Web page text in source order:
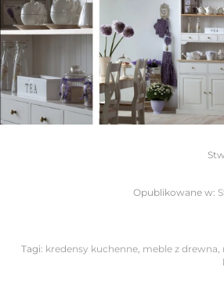
Opublikowane w:
Tagi: kredensy kuchenne, meble z drewna,